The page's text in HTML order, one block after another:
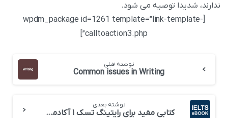
ندارند، شدیدا توصیه می شود.
[wpdm_package id=1261 template=”link-template-
calltoaction3.php”]
نوشته قبلی
Common issues in Writing
نوشته بعدی
کتابی مفید برای رایتینگ تسک ۱ آکادمیک